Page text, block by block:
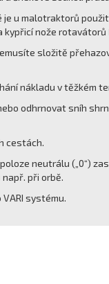
u malotraktorů
kypřicí nože rotavátorů
složitě
nákladu v těžkém
odhrnovat sníh
cestách.
neutrálu („0“)
při orbě.
systému.